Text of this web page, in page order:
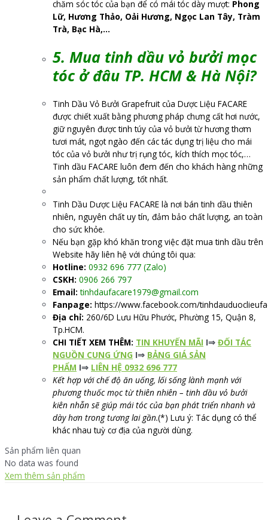
chăm sóc tóc của bạn để có mái tóc dày mượt: Phong
Lữ, Hương Thảo, Oải Hương, Ngọc Lan Tây, Tràm
Trà, Bạc Hà,…
5. Mua tinh dầu vỏ bưởi mọc
tóc ở đâu TP. HCM & Hà Nội?
Tinh Dầu Vỏ Bưởi Grapefruit của Dược Liệu FACARE
được chiết xuất bằng phương pháp chưng cất hơi nước,
giữ nguyên được tinh túy của vỏ bưởi từ hương thơm
tươi mát, ngọt ngào đến các tác dụng trị liệu cho mái
tóc của vỏ bưởi như trị rụng tóc, kích thích mọc tóc,…
Tinh dầu FACARE luôn đem đến cho khách hàng những
sản phẩm chất lượng, tốt nhất.
Tinh Dầu Dược Liệu FACARE là nơi bán tinh dầu thiên
nhiên, nguyên chất uy tín, đảm bảo chất lượng, an toàn
cho sức khỏe.
Nếu bạn gặp khó khăn trong việc đặt mua tinh dầu trên
Website hãy liên hệ với chúng tôi qua:
Hotline: 0932 696 777 (Zalo)
CSKH: 0906 266 797
Email: tinhdaufacare1979@gmail.com
Fanpage: https://www.facebook.com/
Địa chỉ: 260/6D Lưu Hữu Phước, Phường 15, Quận 8,
Tp.HCM.
CHI TIẾT XEM THÊM: TIN KHUYẾN MÃI I⇒ ĐỐI TÁC
NGUỒN CUNG ỨNG I⇒ BẢNG GIÁ SẢN
PHẨM I⇒ LIÊN HỆ 0932 696 777
Kết hợp với chế độ ăn uống, lối sống lành mạnh với
phương thuốc mọc từ thiên nhiên – tinh dầu vỏ bưởi
kiên nhẫn sẽ giúp mái tóc của bạn phát triển nhanh và
dày hơn trong tương lai gần.(*) Lưu ý: Tác dụng có thể
khác nhau tuỳ cơ địa của người dùng.
Sản phẩm liên quan
No data was found
Xem thêm sản phẩm